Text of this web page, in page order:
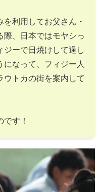
利用してお父さん・
際、日本ではモヤシっ
ジーで日焼けして逞し
になって、フィジー人
ウトカの街を案内して
す！